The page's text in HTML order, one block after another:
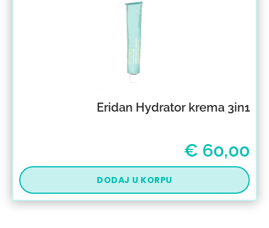
Eridan Hydrator krema 3in1
€ 60,00
DODAJ U KORPU